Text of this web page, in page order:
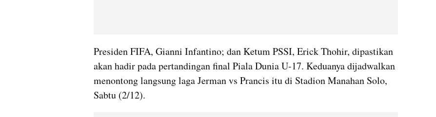
Presiden FIFA, Gianni Infantino; dan Ketum PSSI, Erick Thohir, dipastikan
akan hadir pada pertandingan final Piala Dunia U-17. Keduanya dijadwalkan
menontong langsung laga Jerman vs Prancis itu di Stadion Manahan Solo,
Sabtu (2/12).